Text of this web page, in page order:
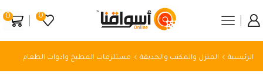
0
0
الرئيسية المنزل والمكتب والحديقة مستلزمات المطبخ وادوات الطعام